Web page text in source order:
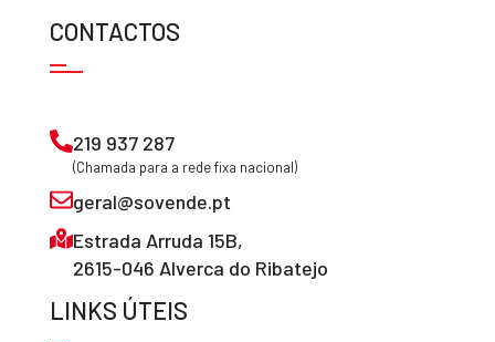
CONTACTOS
219 937 287
(Chamada para a rede fixa nacional)
geral@sovende.pt
Estrada Arruda 15B,
2615-046 Alverca do Ribatejo
LINKS ÚTEIS